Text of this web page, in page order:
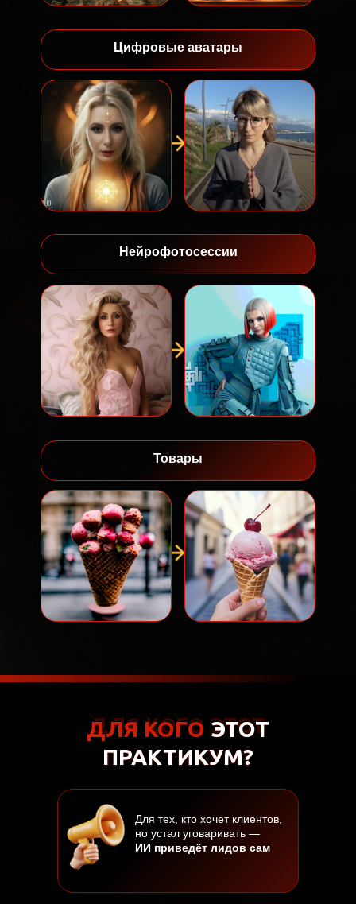
Товары
Нейрофотосессии
Цифровые аватары
ДЛЯ КОГО ЭТОТ
ПРАКТИКУМ?
ДЛЯ КОГО ЭТОТ
ПРАКТИКУМ?
Для тех, кто хочет клиентов,
но устал уговаривать —
ИИ приведёт лидов сам